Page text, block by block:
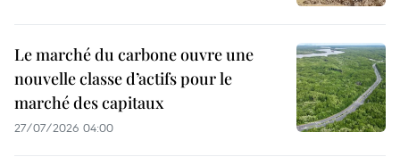
Le marché du carbone ouvre une
nouvelle classe d’actifs pour le
marché des capitaux
27/07/2026 04:00